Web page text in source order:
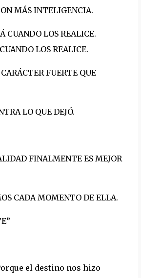
MÁS INTELIGENCIA.
LOS REALICE.
FUERTE QUE
LO QUE DEJÓ.
FINALMENTE ES MEJOR
CADA MOMENTO DE ELLA.
el destino nos hizo